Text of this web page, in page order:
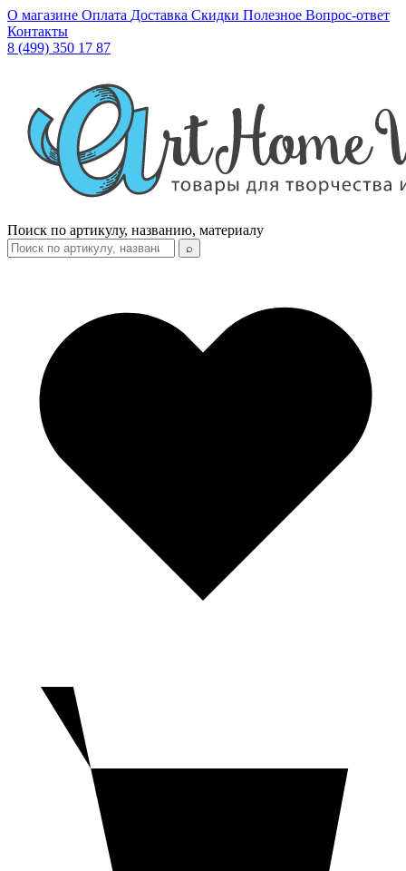
О магазине Оплата Доставка Скидки Полезное Вопрос-ответ
Контакты
8 (499) 350 17 87
Поиск по артикулу, названию, материалу
⌕